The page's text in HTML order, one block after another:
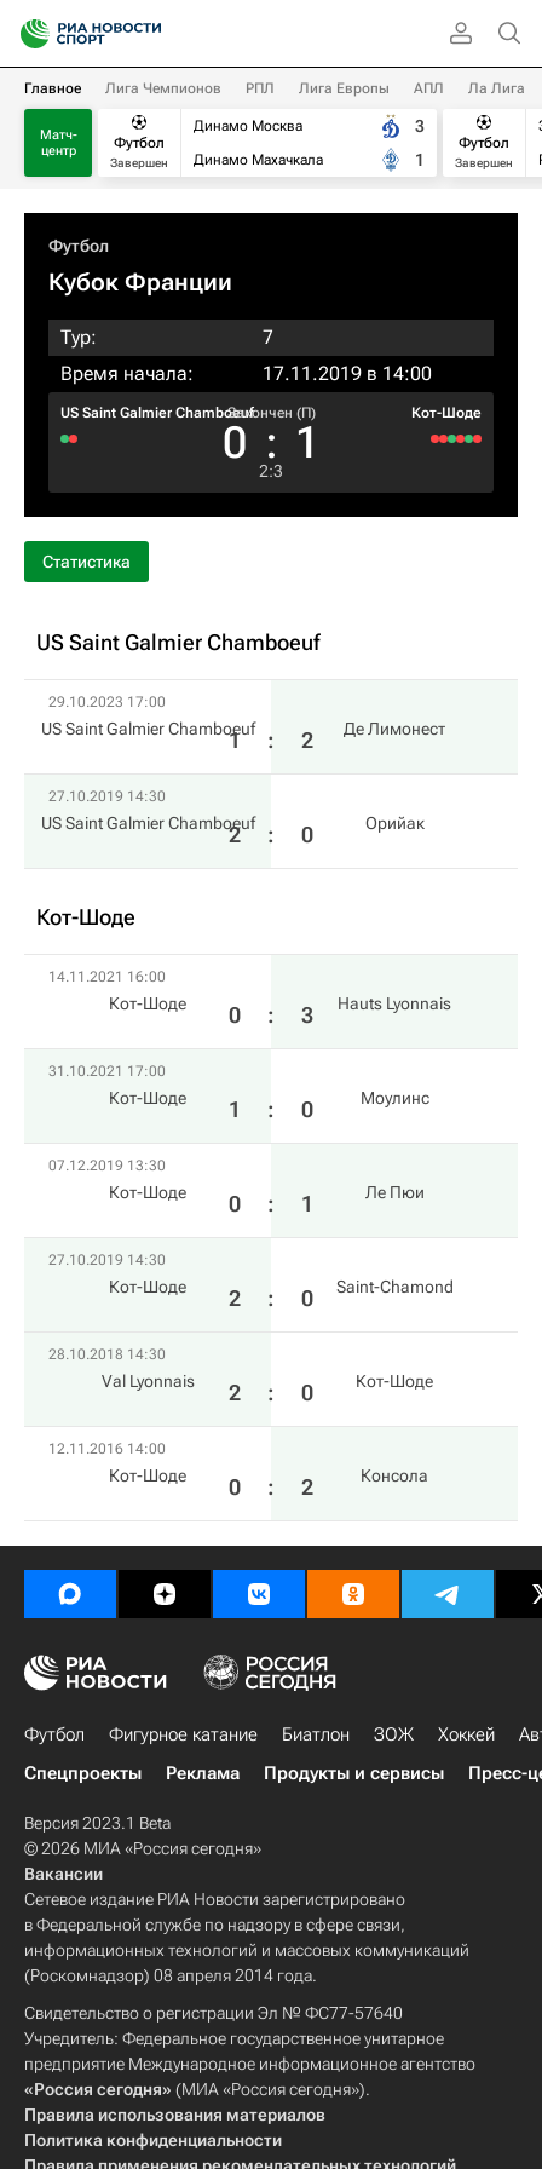
Главное Лига Чемпионов РПЛ Лига Европы АПЛ Ла Лига
Матч-
центр
Футбол
Завершен
Динамо Москва
Динамо Махачкала
3
1
Футбол
Завершен
Футбол
Кубок Франции
Тур:
7
Время начала:
17.11.2019 в 14:00
US Saint Galmier ChamboeufЗакончен (П)
0 : 1
Кот-Шоде
2:3
Статистика
US Saint Galmier Chamboeuf
29.10.2023 17:00
US Saint Galmier Chamboeuf
1 : 2 Де Лимонест
27.10.2019 14:30
US Saint Galmier Chamboeuf
2 : 0 Орийак
Кот-Шоде
14.11.2021 16:00
Кот-Шоде 0 : 3 Hauts Lyonnais
31.10.2021 17:00
Кот-Шоде 1 : 0 Моулинс
07.12.2019 13:30
Кот-Шоде 0 : 1 Ле Пюи
27.10.2019 14:30
Кот-Шоде 2 : 0 Saint-Chamond
28.10.2018 14:30
Val Lyonnais 2 : 0 Кот-Шоде
12.11.2016 14:00
Кот-Шоде 0 : 2 Консола
Футбол Фигурное катание Биатлон ЗОЖ Хоккей
Спецпроекты
Реклама Продукты и сервисы Пресс-
Версия 2023.1 Beta
© 2026 МИА «Россия сегодня»
Вакансии
Сетевое издание РИА Новости зарегистрировано
в Федеральной службе по надзору в сфере связи,
информационных технологий и массовых коммуникаций
(Роскомнадзор) 08 апреля 2014 года.
Свидетельство о регистрации Эл № ФС77-57640
Учредитель: Федеральное государственное унитарное
предприятие Международное информационное агентство
«Россия сегодня» (МИА «Россия сегодня»).
Правила использования материалов
Политика конфиденциальности